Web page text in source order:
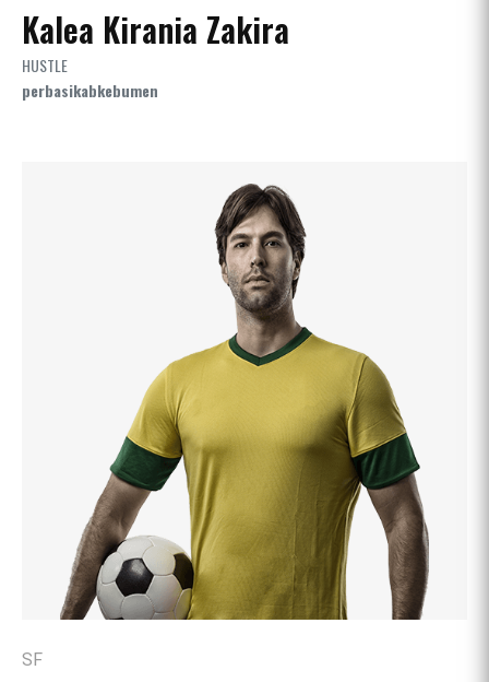
Kalea Kirania Zakira
HUSTLE
perbasikabkebumen
SF